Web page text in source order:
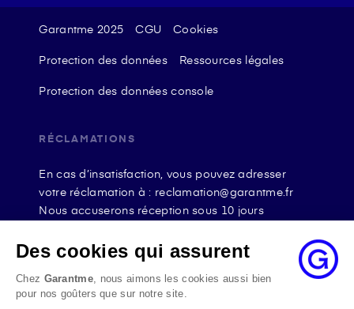
Garantme 2025 CGU Cookies
Protection des données Ressources légales
Protection des données console
RÉCLAMATIONS
En cas d’insatisfaction, vous pouvez adresser
votre réclamation à : reclamation@garantme.fr
Nous accuserons réception sous 10 jours
état de cause, nous répondrons à la réclamation
au maximum dans les 2 mois.
Si le désaccord persiste, vous pouvez solliciter
l’avis du Médiateur de l’Assurance par internet à
Des cookies qui assurent
Chez Garantme, nous aimons les cookies aussi bien
pour nos goûters que sur notre site.